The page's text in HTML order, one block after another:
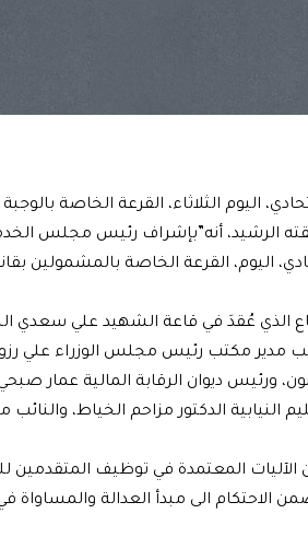
اليوم الثلاثاء، القرعة الخاصة
الرشيد، أنه”بإشراف رئيس مجلس
الذي عُقدَ في قاعة الشهيد علي سعدي
مدير مكتب رئيس مجلس الوزراء علي
ورئيس ديوان الرقابة المالية عمار
النيابية الدكتور مزاحم الخياط، والنائب
المعتمدة في توظيف
الاحتكام الى مبدأ العدالة